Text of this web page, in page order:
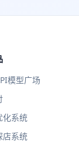
模型广场
化系统
店系统